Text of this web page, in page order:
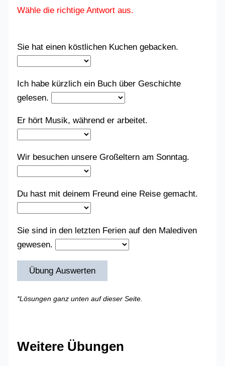
Wähle die richtige Antwort aus.
Sie hat einen köstlichen Kuchen gebacken.
Ich habe kürzlich ein Buch über Geschichte
gelesen.
Er hört Musik, während er arbeitet.
Wir besuchen unsere Großeltern am Sonntag.
Du hast mit deinem Freund eine Reise gemacht.
Sie sind in den letzten Ferien auf den Malediven
gewesen.
Übung Auswerten
*Lösungen ganz unten auf dieser Seite.
Weitere Übungen